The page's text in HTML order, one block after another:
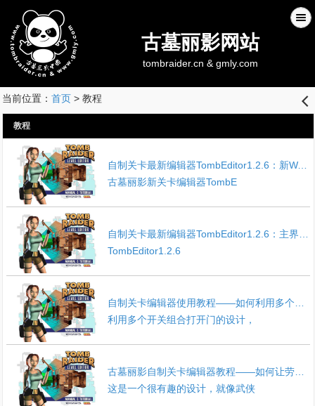
古墓丽影网站
tombraider.cn & gmly.com
当前位置： 首页> 教程 󰊒
教程
自制关卡最新编辑器TombEditor1.2.6：新WAD编辑器
古墓丽影新关卡编辑器TombE
TombEditor1.2.6
利用多个开关组合打开门的设计，
这是一个很有趣的设计，就像武侠